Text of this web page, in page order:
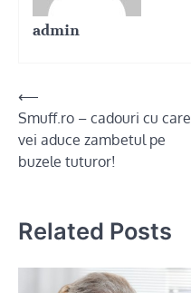
admin
Post
navigation
⟵
Smuff.ro – cadouri cu care
vei aduce zambetul pe
buzele tuturor!
Related Posts